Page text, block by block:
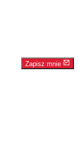
Zapisz mnie